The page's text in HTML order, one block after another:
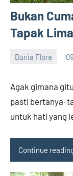
Bukan
Tapak
Dunia Flora
Agak gimana
pasti bertanya-
untuk hati yang
Continue